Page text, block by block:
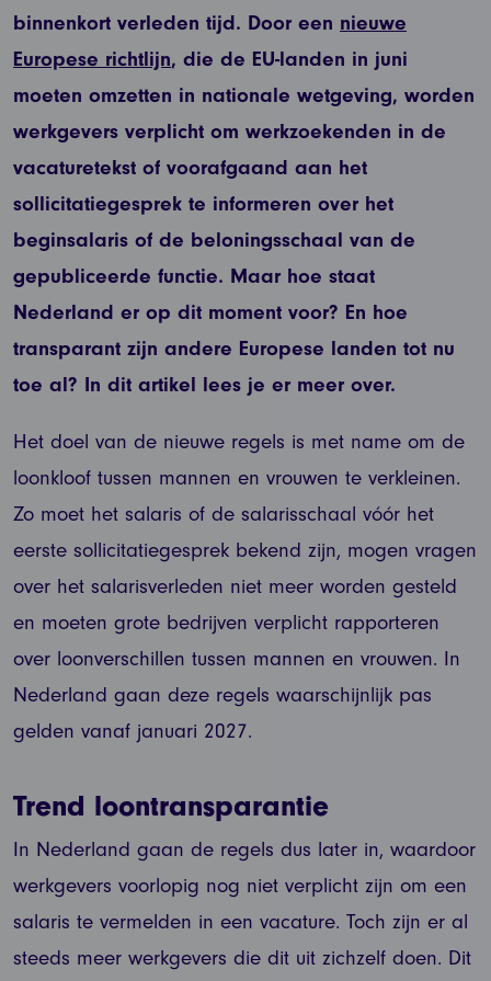
binnenkort verleden tijd. Door een nieuwe
Europese richtlijn, die de EU-landen in juni
moeten omzetten in nationale wetgeving, worden
werkgevers verplicht om werkzoekenden in de
vacaturetekst of voorafgaand aan het
sollicitatiegesprek te informeren over het
beginsalaris of de beloningsschaal van de
gepubliceerde functie. Maar hoe staat
Nederland er op dit moment voor? En hoe
transparant zijn andere Europese landen tot nu
toe al? In dit artikel lees je er meer over.
Het doel van de nieuwe regels is met name om de
loonkloof tussen mannen en vrouwen te verkleinen.
Zo moet het salaris of de salarisschaal vóór het
eerste sollicitatiegesprek bekend zijn, mogen vragen
over het salarisverleden niet meer worden gesteld
en moeten grote bedrijven verplicht rapporteren
over loonverschillen tussen mannen en vrouwen. In
Nederland gaan deze regels waarschijnlijk pas
gelden vanaf januari 2027.
Trend loontransparantie
In Nederland gaan de regels dus later in, waardoor
werkgevers voorlopig nog niet verplicht zijn om een
salaris te vermelden in een vacature. Toch zijn er al
steeds meer werkgevers die dit uit zichzelf doen. Dit